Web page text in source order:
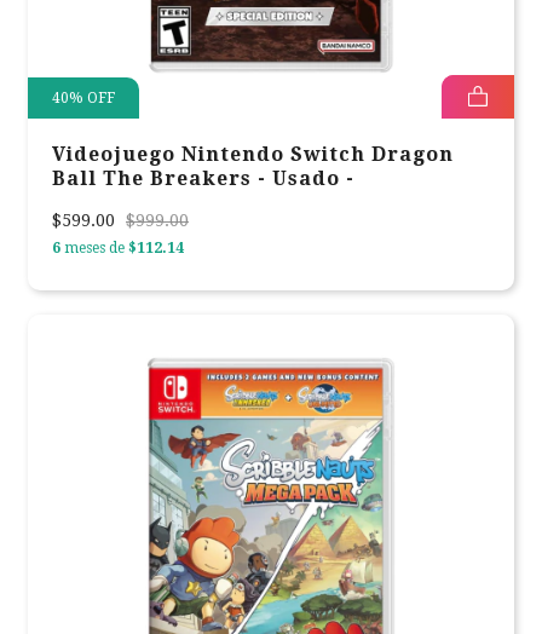
40% OFF
Videojuego Nintendo Switch Dragon
Ball The Breakers - Usado -
$599.00 $999.00
6 meses de $112.14